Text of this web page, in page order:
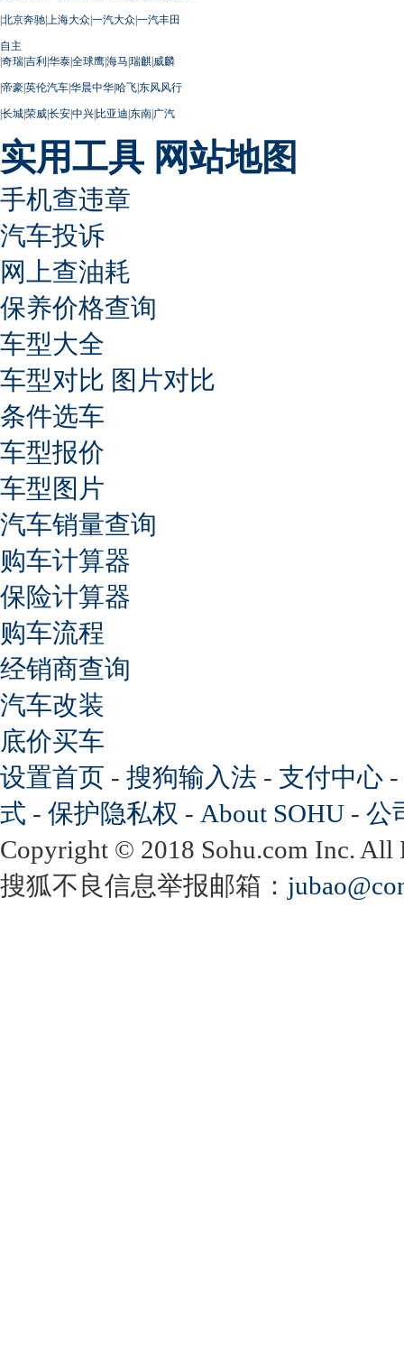
|北京奔驰| 上海大众|一汽大众|一汽丰田
自主
|奇瑞|吉利|华泰|全球鹰|海马|瑞麒|威麟
|帝豪|英伦汽车|华晨中华|哈飞|东风风行
|长城|荣威|长安|中兴|比亚迪|东南|广汽
实用工具 网站地图
手机查违章
汽车投诉
网上查油耗
保养价格查询
车型大全
车型对比 图片对比
条件选车
车型报价
车型图片
汽车销量查询
购车计算器
保险计算器
购车流程
经销商查询
汽车改装
底价买车
设置首页 - 搜狗输入法 - 支付中心 -
式 - 保护隐私权 - About SOHU - 公
Copyright © 2018 Sohu.com Inc.
搜狐不良信息举报邮箱：